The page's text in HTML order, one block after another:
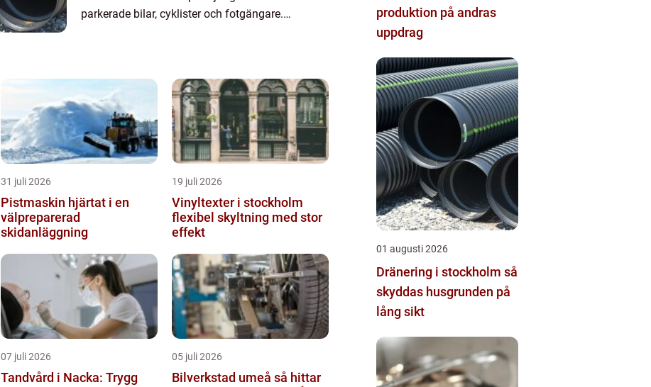
parkerade bilar, cyklister och fotgängare.
31 juli 2026
Pistmaskin hjärtat i en
välpreparerad
skidanläggning
19 juli 2026
Vinyltexter i stockholm
flexibel skyltning med stor
effekt
07 juli 2026
Tandvård i Nacka: Trygg
05 juli 2026
Bilverkstad umeå så hittar
produktion på andras
uppdrag
01 augusti 2026
Dränering i stockholm så
skyddas husgrunden på
lång sikt